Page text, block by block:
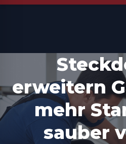
erweitern
mehr
sauber